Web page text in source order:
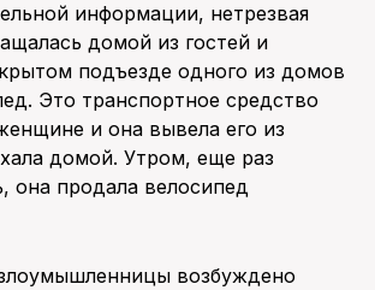
информации, нетрезвая
домой из гостей и
подъезде одного из домов
Это транспортное средство
и она вывела его из
домой. Утром, еще раз
она продала велосипед
возбуждено